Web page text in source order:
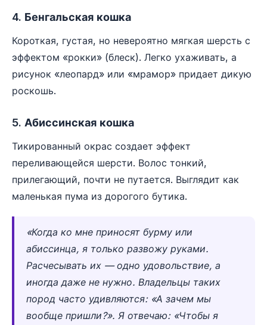
4. Бенгальская кошка
Короткая, густая, но невероятно мягкая шерсть с
эффектом «рокки» (блеск). Легко ухаживать, а
рисунок «леопард» или «мрамор» придает дикую
роскошь.
5. Абиссинская кошка
Тикированный окрас создает эффект
переливающейся шерсти. Волос тонкий,
прилегающий, почти не путается. Выглядит как
маленькая пума из дорогого бутика.
«Когда ко мне приносят бурму или
абиссинца, я только развожу руками.
Расчесывать их — одно удовольствие, а
иногда даже не нужно. Владельцы таких
пород часто удивляются: «А зачем мы
вообще пришли?». Я отвечаю: «Чтобы я